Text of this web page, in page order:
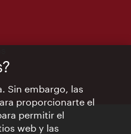
Sin embargo, las
proporcionarte el
permitir el
web y las